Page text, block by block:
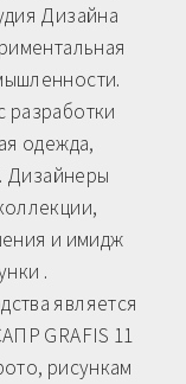
Дизайна
разработки
одежда,
Дизайнеры
и имидж
.
является
GRAFIS 11
рисункам